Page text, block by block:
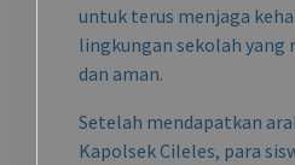
untuk terus menjaga
lingkungan sekolah yang
dan aman.
Setelah mendapatkan
Kapolsek Cileles, para